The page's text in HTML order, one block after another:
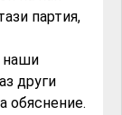
партия,
наши
други
обяснение.